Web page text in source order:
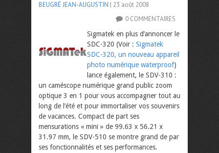
BEUGRÉ JEAN-AUGUSTIN | 23 août 2008
0 COMMENTAIRES
Sigmatek en plus d’annoncer le
SDC-320 (Voir : Sigmatek
SDC-320, un nouveau appareil
photo numérique waterproof)
lance également, le SDV-310 :
un caméscope numérique grand public zoom
optique 3 en 1 pour vous accompagner tout au
long de l’été et pour immortaliser vos souvenirs
de vacances. Compact de part ses
mensurations « mini » de 99.63 x 56.21 x
31.97 mm, le SDV-510 se montre grand de par
ses fonctionnalités et ses performances.